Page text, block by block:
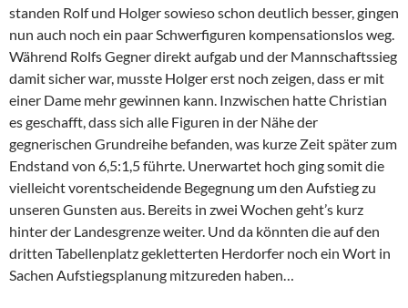
standen Rolf und Holger sowieso schon deutlich besser, gingen
nun auch noch ein paar Schwerfiguren kompensationslos weg.
Während Rolfs Gegner direkt aufgab und der Mannschaftssieg
damit sicher war, musste Holger erst noch zeigen, dass er mit
einer Dame mehr gewinnen kann. Inzwischen hatte Christian
es geschafft, dass sich alle Figuren in der Nähe der
gegnerischen Grundreihe befanden, was kurze Zeit später zum
Endstand von 6,5:1,5 führte. Unerwartet hoch ging somit die
vielleicht vorentscheidende Begegnung um den Aufstieg zu
unseren Gunsten aus. Bereits in zwei Wochen geht’s kurz
hinter der Landesgrenze weiter. Und da könnten die auf den
dritten Tabellenplatz gekletterten Herdorfer noch ein Wort in
Sachen Aufstiegsplanung mitzureden haben…